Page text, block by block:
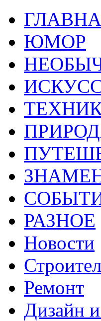
ЮМОР
РАЗНОЕ
Новости
Ремонт
Дизайн